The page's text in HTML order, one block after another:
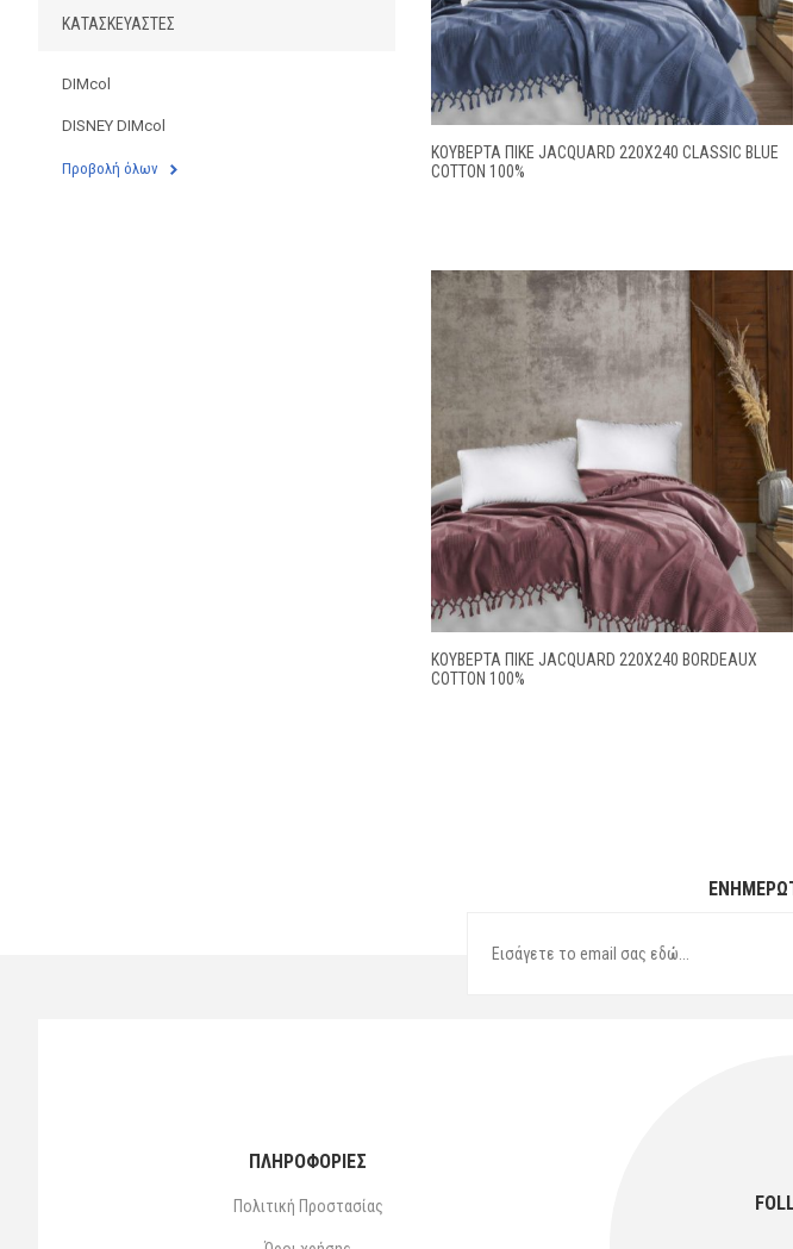
ΚΟΥΒΕΡΤΑ ΠΙΚΕ JACQUARD 220X240 CLASSIC BLUE
COTTON 100%
ΚΟΥΒΕΡΤΑ ΠΙΚΕ JACQUARD 220X240 BORDEAUX
COTTON 100%
ΚΑΤΑΣΚΕΥΑΣΤΈΣ
DIMcol
DISNEY DIMcol
Προβολή όλων
ΠΛΗΡΟΦΟΡΙΕΣ
Πολιτική Προστασίας